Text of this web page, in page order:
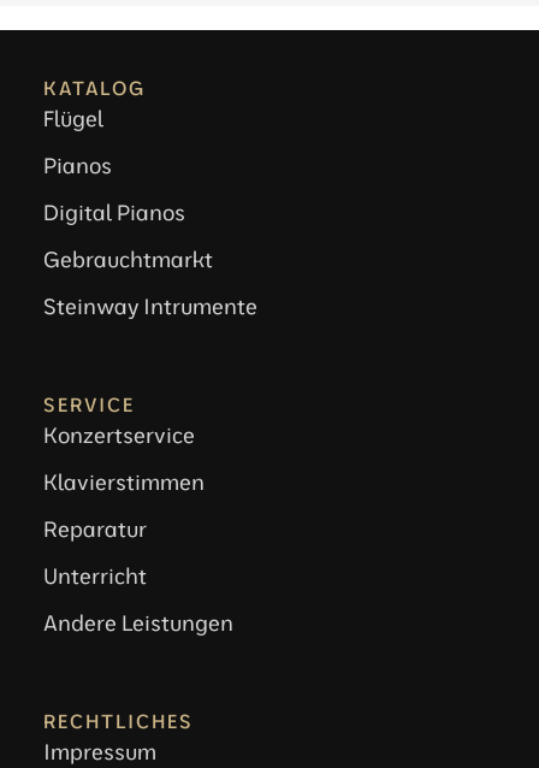
KATALOG
Flügel
Pianos
Digital Pianos
Gebrauchtmarkt
Steinway Intrumente
SERVICE
Konzertservice
Klavierstimmen
Reparatur
Unterricht
Andere Leistungen
RECHTLICHES
Impressum